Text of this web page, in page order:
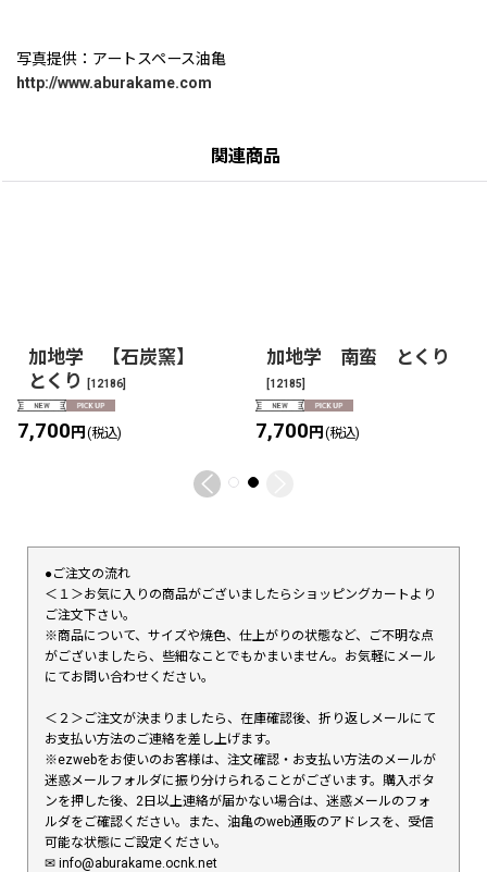
写真提供：アートスペース油亀
http://www.aburakame.com
関連商品
加地学 【石炭窯】
とくり
[12186]
7,700円 (税込)
加地学 南蛮 とくり
[12185]
7,700円 (税込)
●ご注文の流れ
＜１＞お気に入りの商品がございましたらショッピングカートより
ご注文下さい。
※商品について、サイズや焼色、仕上がりの状態など、ご不明な点
がございましたら、些細なことでもかまいません。お気軽にメール
にてお問い合わせください。
＜２＞ご注文が決まりましたら、在庫確認後、折り返しメールにて
お支払い方法のご連絡を差し上げます。
※ezwebをお使いのお客様は、注文確認・お支払い方法のメールが
迷惑メールフォルダに振り分けられることがございます。購入ボタ
ンを押した後、2日以上連絡が届かない場合は、迷惑メールのフォ
ルダをご確認ください。また、油亀のweb通販のアドレスを、受信
可能な状態にご設定ください。
✉︎ info@aburakame.ocnk.net